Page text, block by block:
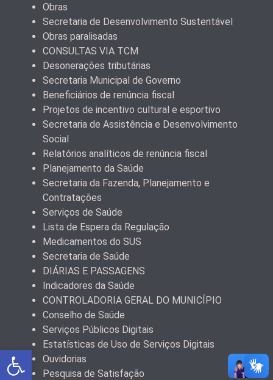
Obras
Secretaria de Desenvolvimento Sustentável
Obras paralisadas
CONSULTAS VIA TCM
Desonerações tributárias
Secretaria Municipal de Governo
Beneficiários de renúncia fiscal
Projetos de incentivo cultural e esportivo
Secretaria de Assistência e Desenvolvimento
Social
Relatórios analíticos de renúncia fiscal
Planejamento da Saúde
Secretaria da Fazenda, Planejamento e
Contratações
Serviços de Saúde
Lista de Espera da Regulação
Medicamentos do SUS
Secretaria de Saúde
DIÁRIAS E PASSAGENS
Indicadores da Saúde
CONTROLADORIA GERAL DO MUNICÍPIO
Conselho de Saúde
Serviços Públicos Digitais
Estatísticas de Uso de Serviços Digitais
Ouvidorias
Pesquisa de Satisfação
Abrir a barra de ferramentas